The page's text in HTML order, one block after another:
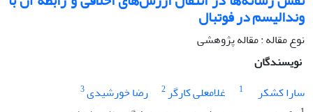
وندالیسم در فوتبال
نوع مقاله : مقاله پژوهشی
نویسندگان
سارا کشکر
1 غلامعلی کارگر2 رضا خورشیدی3